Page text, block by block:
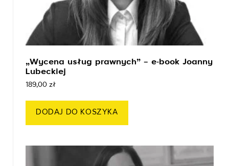
„Wycena usług prawnych” – e-book Joanny
Lubeckiej
189,00 zł
DODAJ DO KOSZYKA